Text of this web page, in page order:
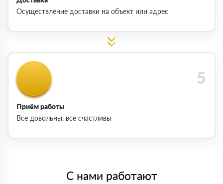
Осуществление доставки на объект или адрес
Приём работы
Все довольны, все счастливы
С нами работают